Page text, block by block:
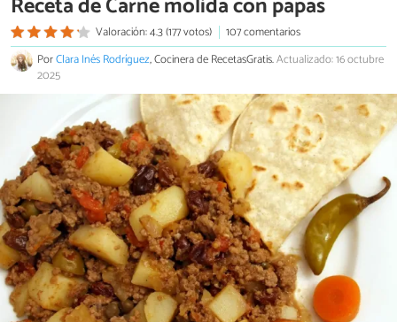
Valoración: 4.3 (177 votos)
107 comentarios
PorClara Inés Rodríguez, Cocinera de RecetasGratis.Actualizado: 16 octubre
2025